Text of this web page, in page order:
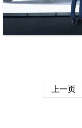
上一页